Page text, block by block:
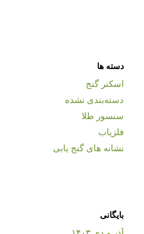
دسته ها
اسکنر گنج
دسته‌بندی نشده
سنسور طلا
فلزیاب
نشانه های گنج یابی
بایگانی